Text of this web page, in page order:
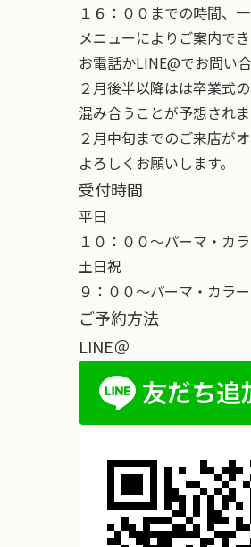
１６：００までの時間、
メニューによりご案内で
お電話かLINE@でお問い
２月後半以降はは卒業式
混み合うことが予想されま
２月中旬までのご来店がオ
よろしくお願いします。
受付時間
平日
１０：００～パーマ・カ
土日祝
９：００～パーマ・カラ
ご予約方法
LINE＠